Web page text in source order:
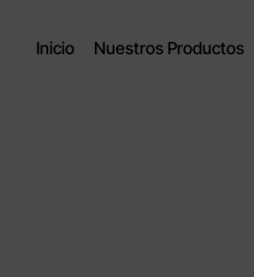
Inicio Nuestros Productos